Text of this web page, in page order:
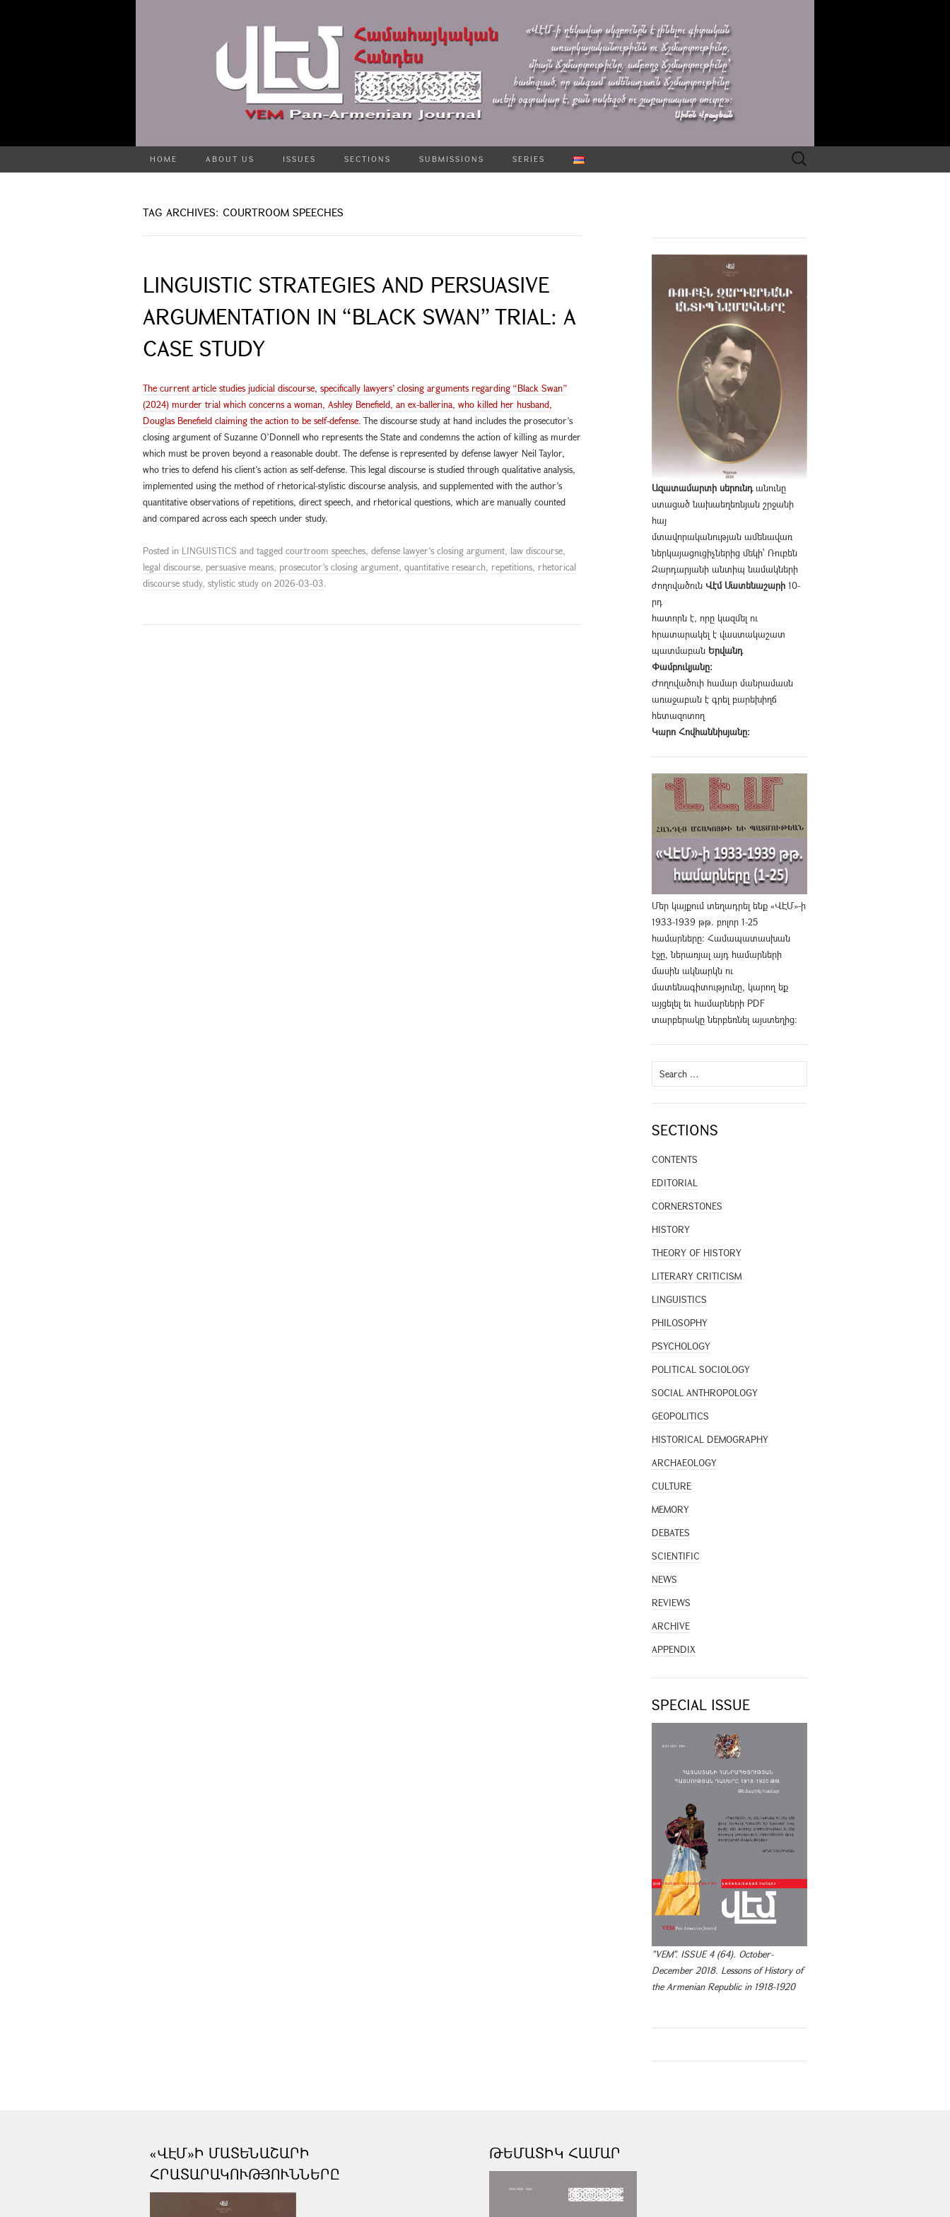
HOME ABOUT US ISSUES SECTIONS SUBMISSIONS SERIES
Search
for:
TAG ARCHIVES: COURTROOM SPEECHES
LINGUISTIC STRATEGIES AND PERSUASIVE
ARGUMENTATION IN “BLACK SWAN” TRIAL: A
CASE STUDY
The current article studies judicial discourse, specifically lawyers’ closing arguments regarding “Black Swan”
(2024) murder trial which concerns a woman, Ashley Benefield, an ex-ballerina, who killed her husband,
Douglas Benefield claiming the action to be self-defense. The discourse study at hand includes the prosecutor’s
closing argument of Suzanne O’Donnell who represents the State and condemns the action of killing as murder
which must be proven beyond a reasonable doubt. The defense is represented by defense lawyer Neil Taylor,
who tries to defend his client’s action as self-defense. This legal discourse is studied through qualitative analysis,
implemented using the method of rhetorical-stylistic discourse analysis, and supplemented with the author’s
quantitative observations of repetitions, direct speech, and rhetorical questions, which are manually counted
and compared across each speech under study.
Posted in LINGUISTICS and tagged courtroom speeches, defense lawyer’s closing argument, law discourse,
legal discourse, persuasive means, prosecutor’s closing argument, quantitative research, repetitions, rhetorical
discourse study, stylistic study on 2026-03-03.
Ազատամարտի սերունդանունը
ստացած նախաեղեռնյան շրջանի
հայ
մտավորականության ամենավառ
ներկայացուցիչներից մեկի՝ Ռուբեն
Զարդարյանի անտիպ նամակների
ժողովածուն Վէմ Մատենաշարի 10-
րդ
հատորն է, որը կազմել ու
հրատարակել է վաստակաշատ
պատմաբան Երվանդ
Փամբուկյանը։
Ժողովածուի համար մանրամասն
առաջաբան է գրել բարեխիղճ
հետազոտող
Կարո Հովհաննիսյանը։
Մեր կայքում տեղադրել ենք «ՎԷՄ»-ի
1933-1939 թթ. բոլոր 1-25
համարները։ Համապատասխան
էջը, ներառյալ այդ համարների
մասին ակնարկն ու
մատենագիտությունը, կարող եք
այցելել եւ համարների PDF
տարբերակը ներբեռնել այստեղից։
Search
for:
SECTIONS
CONTENTS
EDITORIAL
CORNERSTONES
HISTORY
THEORY OF HISTORY
LITERARY CRITICISM
LINGUISTICS
PHILOSOPHY
PSYCHOLOGY
POLITICAL SOCIOLOGY
SOCIAL ANTHROPOLOGY
GEOPOLITICS
HISTORICAL DEMOGRAPHY
ARCHAEOLOGY
CULTURE
MEMORY
DEBATES
SCIENTIFIC
NEWS
REVIEWS
ARCHIVE
APPENDIX
SPECIAL ISSUE
"VEM". ISSUE 4 (64). October-
December 2018. Lessons of History of
the Armenian Republic in 1918-1920
«ՎԷՄ»Ի ՄԱՏԵՆԱՇԱՐԻ
ՀՐԱՏԱՐԱԿՈՒԹՅՈՒՆՆԵՐԸ
ԹԵՄԱՏԻԿ ՀԱՄԱՐ